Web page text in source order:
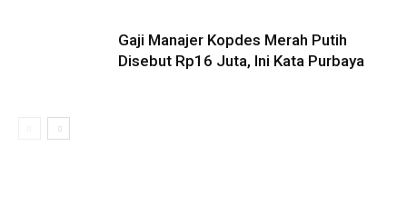
Gaji Manajer Kopdes Merah Putih
Disebut Rp16 Juta, Ini Kata Purbaya